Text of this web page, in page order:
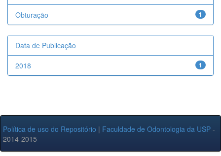
1
Obturação
Data de Publicação
1
2018
Política de uso do Repositório | Faculdade de Odontologia da USP -
2014-2015